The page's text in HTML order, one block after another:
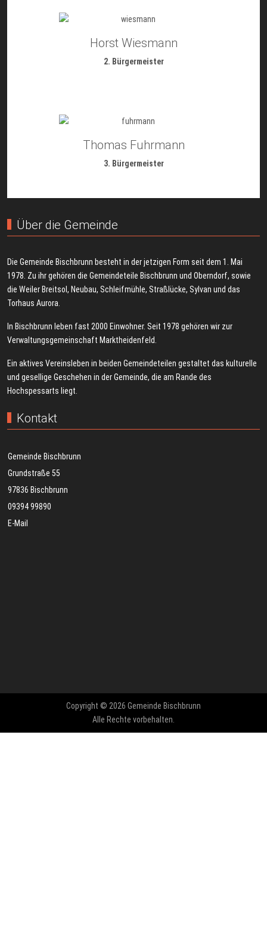
Horst Wiesmann
2. Bürgermeister
Thomas Fuhrmann
3. Bürgermeister
Über die Gemeinde
Die Gemeinde Bischbrunn besteht in der jetzigen Form seit dem 1. Mai
1978. Zu ihr gehören die Gemeindeteile Bischbrunn und Oberndorf, sowie
die Weiler Breitsol, Neubau, Schleifmühle, Straßlücke, Sylvan und das
Torhaus Aurora.
In Bischbrunn leben fast 2000 Einwohner. Seit 1978 gehören wir zur
Verwaltungsgemeinschaft Marktheidenfeld.
Ein aktives Vereinsleben in beiden Gemeindeteilen gestaltet das kulturelle
und gesellige Geschehen in der Gemeinde, die am Rande des
Hochspessarts liegt.
Kontakt
Gemeinde Bischbrunn
Grundstraße 55
97836 Bischbrunn
09394 99890
E-Mail
Copyright © 2026 Gemeinde Bischbrunn
Alle Rechte vorbehalten.